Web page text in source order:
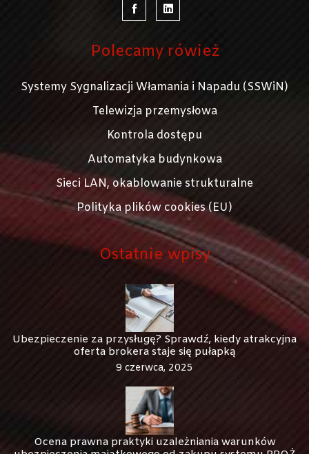
Polecamy rówież
Systemy Sygnalizacji Włamania i Napadu (SSWiN)
Telewizja przemysłowa
Kontrola dostępu
Automatyka budynkowa
Sieci LAN, okablowanie strukturalne
Polityka plików cookies (EU)
Ostatnie wpisy
Ubezpieczenie za przysługę? Sprawdź, kiedy atrakcyjna
oferta brokera staje się pułapką
9 czerwca, 2025
Ocena prawna praktyki uzależniania warunków